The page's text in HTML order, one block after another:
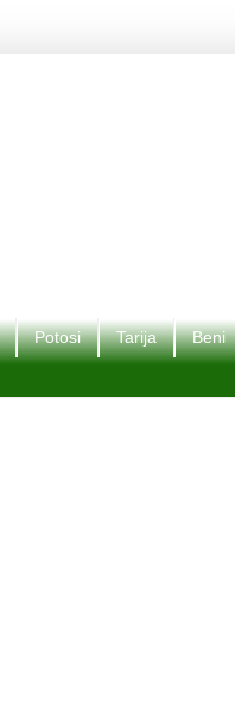
Potosi Tarija Beni